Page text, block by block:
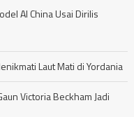
AI China Usai Dirilis
Laut Mati di Yordania
Victoria Beckham Jadi